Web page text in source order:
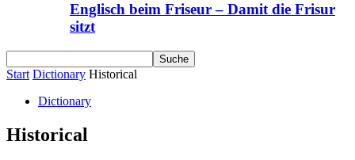
Englisch beim Friseur – Damit die Frisur
sitzt
Start Dictionary Historical
Dictionary
Historical